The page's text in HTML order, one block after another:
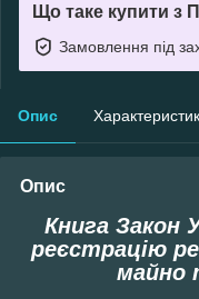
Що таке купити з
Замовлення під
Опис
Опис
Книга Закон
реєстрацію
майно